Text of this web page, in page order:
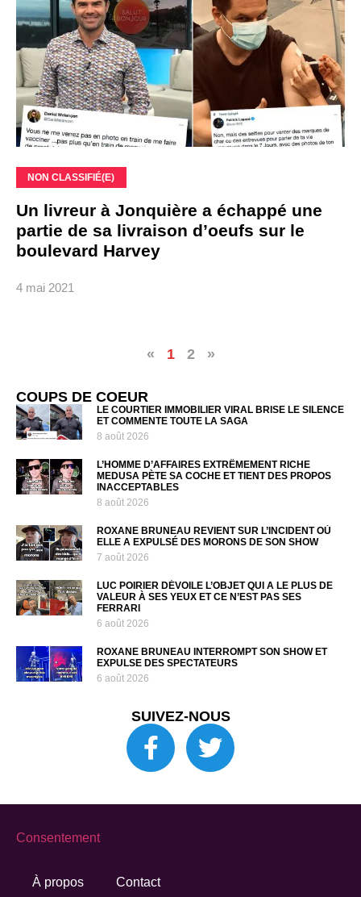
NON CLASSIFIÉ(E)
Un livreur à Jonquière a échappé une
partie de sa livraison d’oeufs sur le
boulevard Harvey
4 mai 2021
« 1 2 »
COUPS DE COEUR
LE COURTIER IMMOBILIER VIRAL BRISE LE SILENCE
ET COMMENTE TOUTE LA SAGA
8 août 2026
L’HOMME D’AFFAIRES EXTRÊMEMENT RICHE
MEDUSA PÈTE SA COCHE ET TIENT DES PROPOS
INACCEPTABLES
8 août 2026
ROXANE BRUNEAU REVIENT SUR L’INCIDENT OÙ
ELLE A EXPULSÉ DES MORONS DE SON SHOW
7 août 2026
LUC POIRIER DÉVOILE L’OBJET QUI A LE PLUS DE
VALEUR À SES YEUX ET CE N’EST PAS SES
FERRARI
6 août 2026
ROXANE BRUNEAU INTERROMPT SON SHOW ET
EXPULSE DES SPECTATEURS
6 août 2026
SUIVEZ-NOUS
À propos Contact
Consentement